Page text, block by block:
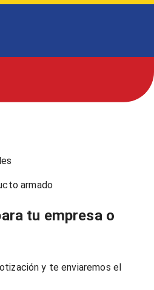
armado
tu empresa o
y te enviaremos el